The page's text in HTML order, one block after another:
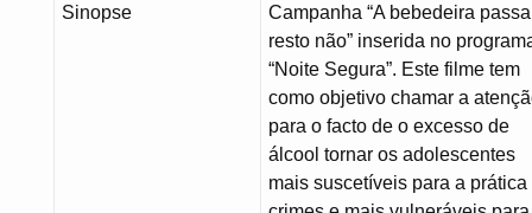
Sinopse
Campanha “A bebedeira
resto não” inserida no
“Noite Segura”. Este filme tem
como objetivo chamar a
para o facto de o excesso de
álcool tornar os adolescentes
mais suscetíveis para a prática